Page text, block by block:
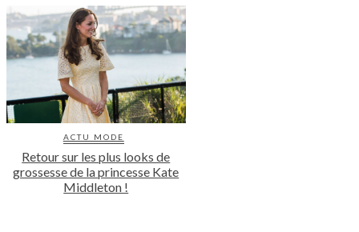
ACTU MODE
Retour sur les plus looks de
grossesse de la princesse Kate
Middleton !